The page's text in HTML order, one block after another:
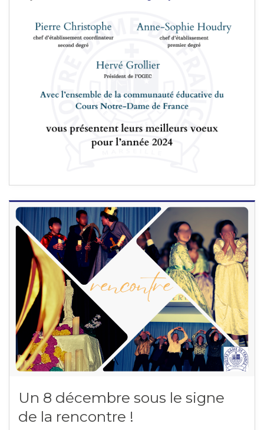
Un 8 décembre sous le signe
de la rencontre !